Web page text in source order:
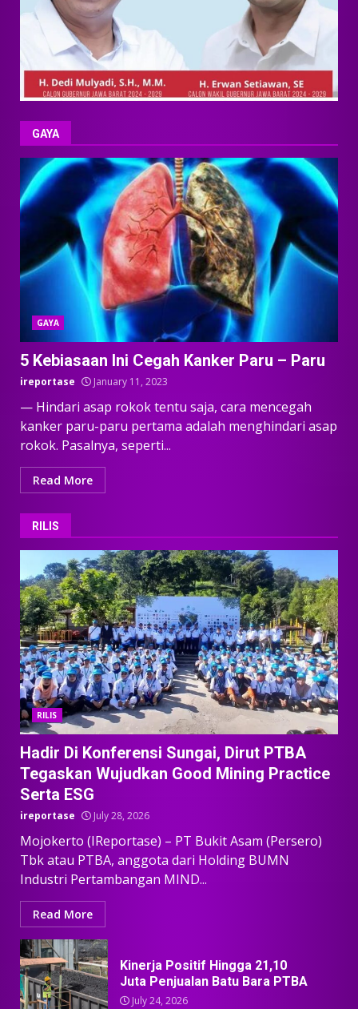
GAYA
GAYA
5 Kebiasaan Ini Cegah Kanker Paru – Paru
ireportase January 11, 2023
— Hindari asap rokok tentu saja, cara mencegah
kanker paru-paru pertama adalah menghindari asap
rokok. Pasalnya, seperti...
Read More
RILIS
RILIS
Hadir Di Konferensi Sungai, Dirut PTBA
Tegaskan Wujudkan Good Mining Practice
Serta ESG
ireportase July 28, 2026
Mojokerto (IReportase) – PT Bukit Asam (Persero)
Tbk atau PTBA, anggota dari Holding BUMN
Industri Pertambangan MIND...
Read More
Kinerja Positif Hingga 21,10
Juta Penjualan Batu Bara PTBA
July 24, 2026